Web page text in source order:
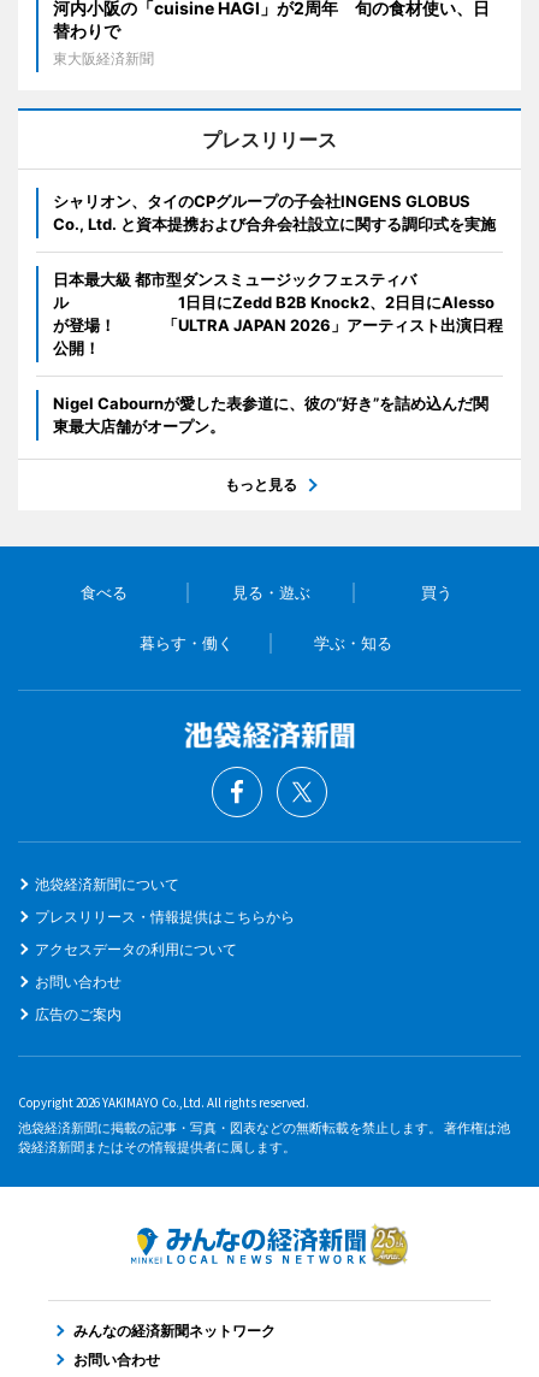
河内小阪の「cuisine HAGI」が2周年 旬の食材使い、日
替わりで
東大阪経済新聞
プレスリリース
シャリオン、タイのCPグループの子会社INGENS GLOBUS
Co., Ltd. と資本提携および合弁会社設立に関する調印式を実施
日本最大級 都市型ダンスミュージックフェスティバ
ル 1日目にZedd B2B Knock2、2日目にAlesso
が登場！ 「ULTRA JAPAN 2026」アーティスト出演日程
公開！
Nigel Cabournが愛した表参道に、彼の“好き”を詰め込んだ関
東最大店舗がオープン。
もっと見る
食べる 見る・遊ぶ 買う
暮らす・働く 学ぶ・知る
池袋経済新聞について
プレスリリース・情報提供はこちらから
アクセスデータの利用について
お問い合わせ
広告のご案内
Copyright 2026 YAKIMAYO Co.,Ltd. All rights reserved.
池袋経済新聞に掲載の記事・写真・図表などの無断転載を禁止します。 著作権は池
袋経済新聞またはその情報提供者に属します。
みんなの経済新聞ネットワーク
お問い合わせ